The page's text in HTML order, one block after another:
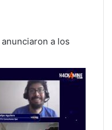
a los